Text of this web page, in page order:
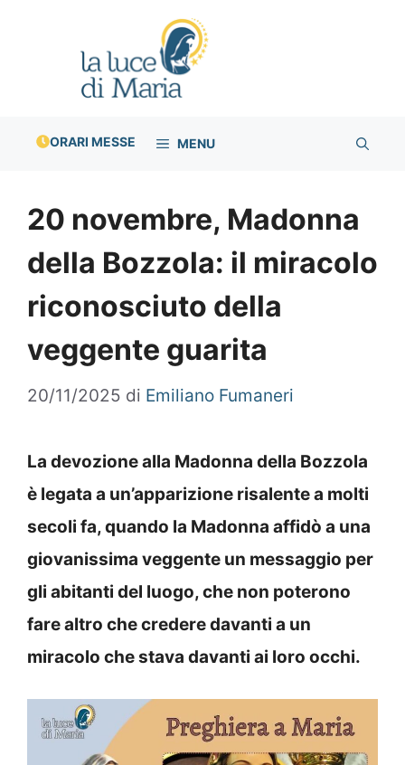
ORARI MESSE MENU
20 novembre, Madonna
della Bozzola: il miracolo
riconosciuto della
veggente guarita
20/11/2025 di Emiliano Fumaneri
La devozione alla Madonna della Bozzola
è legata a un’apparizione risalente a molti
secoli fa, quando la Madonna affidò a una
giovanissima veggente un messaggio per
gli abitanti del luogo, che non poterono
fare altro che credere davanti a un
miracolo che stava davanti ai loro occhi.